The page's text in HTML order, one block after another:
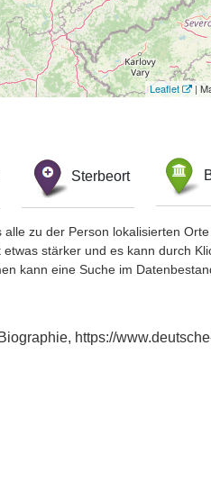
Leaflet |
Sterbeort
zu der Person lokalisierten
stärker und es kann durch
kann eine Suche im
https://